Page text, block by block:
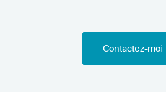
Contactez-moi